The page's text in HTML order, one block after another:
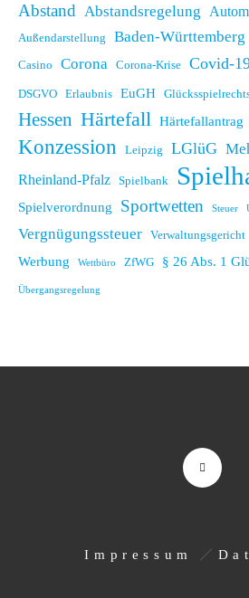
Abstand Abstandsregelung
Außendarstellung Baden-Württemberg
Casino Corona Corona-Krise Covid-
DSGVO Erlaubnis EuGH
Hessen Härtefall Härtefallantrag
Konzession Leipzig LGlüG
Rheinland-Pfalz Spielbank
Spielverordnung Sportwetten Steuer
Vergnügungssteuer Verwaltungsgericht
Werbung Wettbüro ZfWG § 26 Abs. 1
Übergangsregelung
Impressum